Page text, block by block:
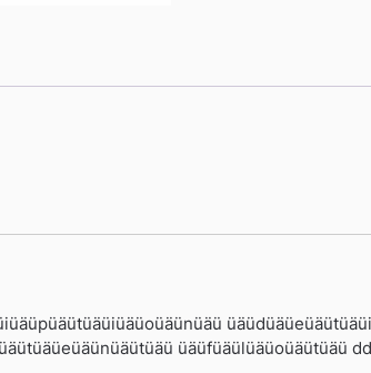
üäüfüäülüäüoüäütüäü